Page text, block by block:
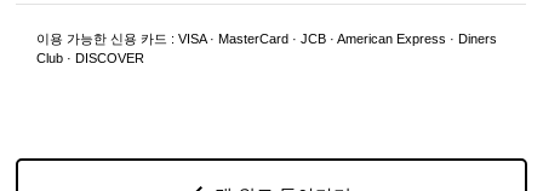
이용 가능한 신용 카드 : VISA · MasterCard · JCB · American Express · Diners
Club · DISCOVER